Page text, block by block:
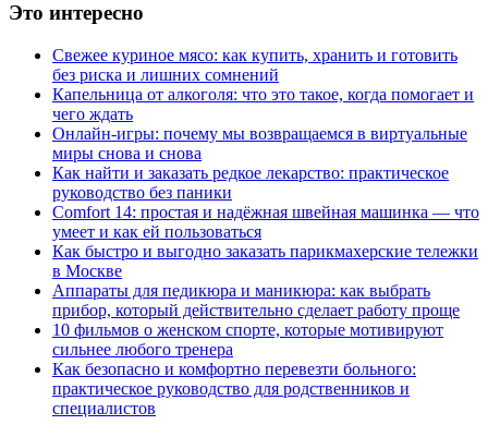
Это интересно
Свежее куриное мясо: как купить, хранить и готовить
без риска и лишних сомнений
Капельница от алкоголя: что это такое, когда помогает и
чего ждать
Онлайн-игры: почему мы возвращаемся в виртуальные
миры снова и снова
Как найти и заказать редкое лекарство: практическое
руководство без паники
Comfort 14: простая и надёжная швейная машинка — что
умеет и как ей пользоваться
Как быстро и выгодно заказать парикмахерские тележки
в Москве
Аппараты для педикюра и маникюра: как выбрать
прибор, который действительно сделает работу проще
10 фильмов о женском спорте, которые мотивируют
сильнее любого тренера
Как безопасно и комфортно перевезти больного:
практическое руководство для родственников и
специалистов